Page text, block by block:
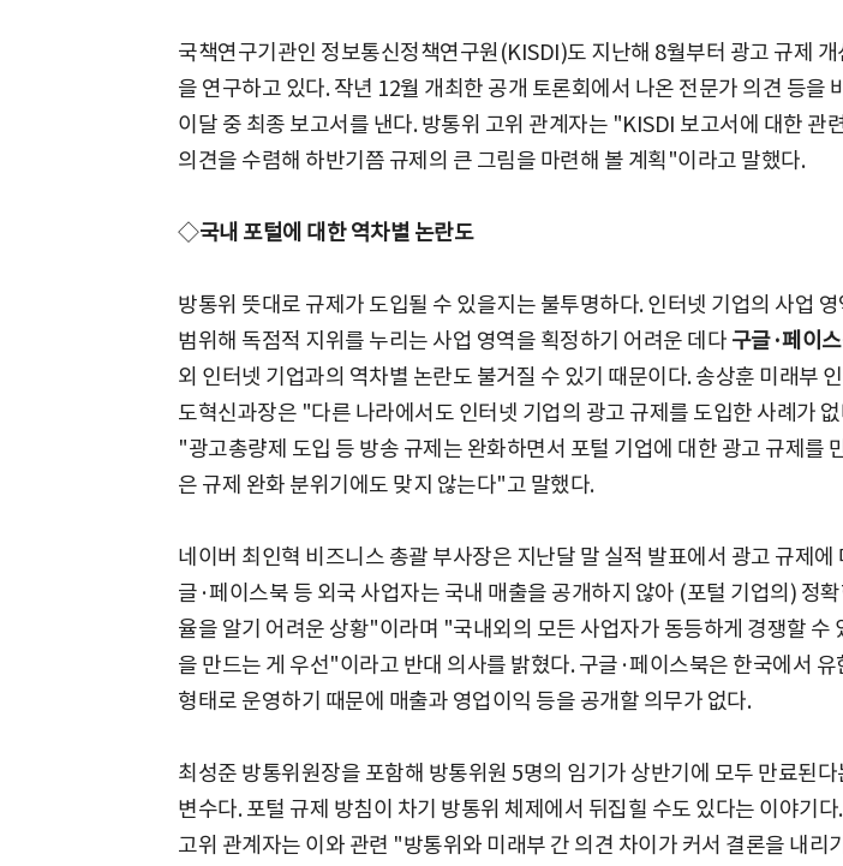
국책연구기관인 정보통신정책연구원(KISDI)도 지난해 8월부터 광고 규제 개
을 연구하고 있다. 작년 12월 개최한 공개 토론회에서 나온 전문가 의견 등을
이달 중 최종 보고서를 낸다. 방통위 고위 관계자는 "KISDI 보고서에 대한 관
의견을 수렴해 하반기쯤 규제의 큰 그림을 마련해 볼 계획"이라고 말했다.
◇국내 포털에 대한 역차별 논란도
방통위 뜻대로 규제가 도입될 수 있을지는 불투명하다. 인터넷 기업의 사업
범위해 독점적 지위를 누리는 사업 영역을 획정하기 어려운 데다 구글·페이
외 인터넷 기업과의 역차별 논란도 불거질 수 있기 때문이다. 송상훈 미래부
도혁신과장은 "다른 나라에서도 인터넷 기업의 광고 규제를 도입한 사례가
"광고총량제 도입 등 방송 규제는 완화하면서 포털 기업에 대한 광고 규제를
은 규제 완화 분위기에도 맞지 않는다"고 말했다.
네이버 최인혁 비즈니스 총괄 부사장은 지난달 말 실적 발표에서 광고 규제에
글·페이스북 등 외국 사업자는 국내 매출을 공개하지 않아 (포털 기업의) 정
율을 알기 어려운 상황"이라며 "국내외의 모든 사업자가 동등하게 경쟁할 수
을 만드는 게 우선"이라고 반대 의사를 밝혔다. 구글·페이스북은 한국에서 유
형태로 운영하기 때문에 매출과 영업이익 등을 공개할 의무가 없다.
최성준 방통위원장을 포함해 방통위원 5명의 임기가 상반기에 모두 만료된다
변수다. 포털 규제 방침이 차기 방통위 체제에서 뒤집힐 수도 있다는 이야기다
고위 관계자는 이와 관련 "방통위와 미래부 간 의견 차이가 커서 결론을 내리